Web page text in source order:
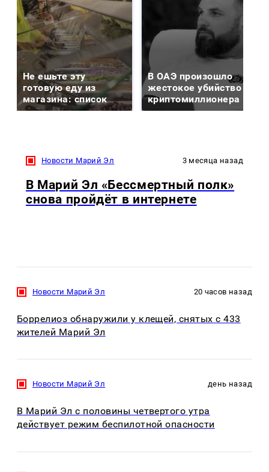
Не ешьте эту
готовую еду из
магазина: список
В ОАЭ произошло
жестокое убийство
криптомиллионера
Новости Марий Эл 3 месяца назад
В Марий Эл «Бессмертный полк»
снова пройдёт в интернете
Новости Марий Эл 20 часов назад
Боррелиоз обнаружили у клещей, снятых с 433
жителей Марий Эл
Новости Марий Эл день назад
В Марий Эл с половины четвертого утра
действует режим беспилотной опасности